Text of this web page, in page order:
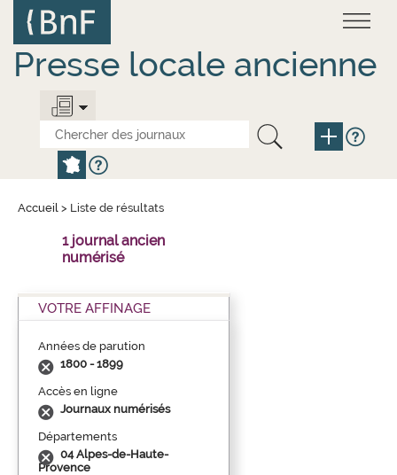
contenu
principal
Presse locale ancienne
Accueil > Liste de résultats
1 journal ancien
numérisé
VOTRE AFFINAGE
Années de parution
1800 - 1899
Accès en ligne
Journaux numérisés
Départements
04 Alpes-de-Haute-
Provence
Panneau de gestion des cookies